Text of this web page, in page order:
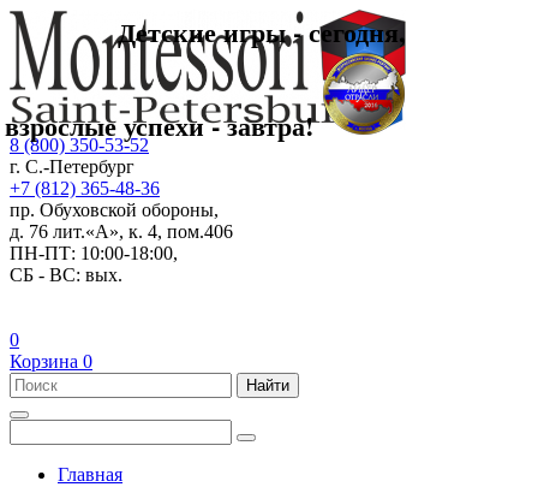
8 (800) 350-53-52
г. С.-Петербург
+7 (812) 365-48-36
пр. Обуховской обороны,
д. 76 лит.«А», к. 4, пом.406
ПН-ПТ: 10:00-18:00,
СБ - ВС: вых.
Детские игры - сегодня,
взрослые успехи - завтра!
0
Корзина 0
Найти
Главная